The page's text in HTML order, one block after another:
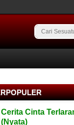
Cerita Cinta
(Nyata)